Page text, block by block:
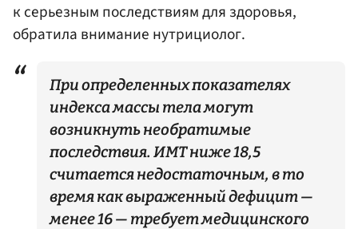
к серьезным последствиям для здоровья,
обратила внимание нутрициолог.
При определенных показателях
индекса массы тела могут
возникнуть необратимые
последствия. ИМТ ниже 18,5
считается недостаточным, в то
время как выраженный дефицит —
менее 16 — требует медицинского